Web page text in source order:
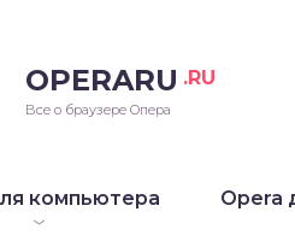
OPERARU .RU
Все о браузере Опера
компьютера Opera